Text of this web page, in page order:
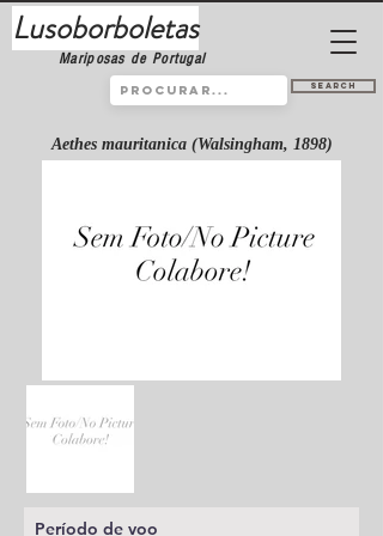
Lusoborboletas
Mariposas de Portugal
Search
Aethes mauritanica (Walsingham, 1898)
Período de voo